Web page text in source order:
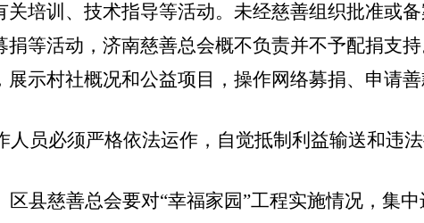
培训、技术指导等活动。未经慈善组织批准或
捐等活动，济南慈善总会概不负责并不予配捐支
示村社概况和公益项目， 操作网络募捐、申请
人员必须严格依法运作，自觉抵制利益输送和违
区县慈善总会要对“幸福家园”工程实施情况，集